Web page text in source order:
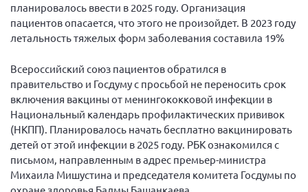
планировалось ввести в 2025 году. Организация
пациентов опасается, что этого не произойдет. В 2023 году
летальность тяжелых форм заболевания составила 19%
Всероссийский союз пациентов обратился в
правительство и Госдуму с просьбой не переносить срок
включения вакцины от менингококковой инфекции в
Национальный календарь профилактических прививок
(НКПП). Планировалось начать бесплатно вакцинировать
детей от этой инфекции в 2025 году. РБК ознакомился с
письмом, направленным в адрес премьер-министра
Михаила Мишустина и председателя комитета Госдумы по
охране здоровья Бадмы Башанкаева.